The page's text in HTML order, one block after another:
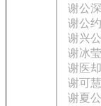
谢公
谢公
谢兴
谢冰
谢医
谢可
谢夏